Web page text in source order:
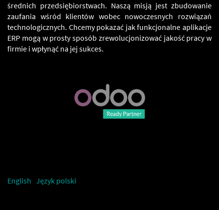
średnich przedsiębiorstwach. Naszą misją jest zbudowanie
zaufania wśród klientów wobec nowoczesnych rozwiązań
technologicznych. Chcemy pokazać jak funkcjonalne aplikacje
ERP mogą w prosty sposób zrewolucjonizować jakość pracy w
firmie i wpłynąć na jej sukces.
English Język polski